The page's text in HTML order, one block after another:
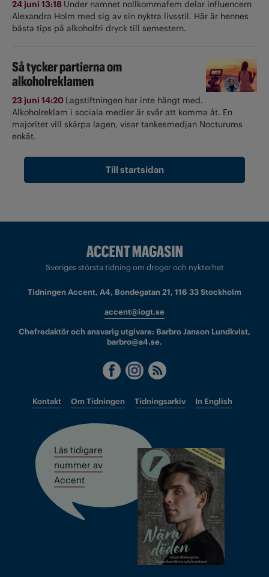
24 juni 13:18 Under namnet nollkommafem delar influencern
Alexandra Holm med sig av sin nyktra livsstil. Här är hennes
bästa tips på alkoholfri dryck till semestern.
Så tycker partierna om
alkoholreklamen
23 juni 14:20 Lagstiftningen har inte hängt med.
Alkoholreklam i sociala medier är svår att komma åt. En
majoritet vill skärpa lagen, visar tankesmedjan Nocturums
enkät.
Till startsidan
Sveriges största tidning om droger och nykterhet
Tidningen Accent, A4, Bondegatan 21, 116 33 Stockholm
accent@iogt.se
Chefredaktör och ansvarig utgivare: Barbro Janson Lundkvist,
barbro@a4.se.
Kontakt Om Tidningen Tidningsarkiv In English
Läs tidigare
nummer av
Accent